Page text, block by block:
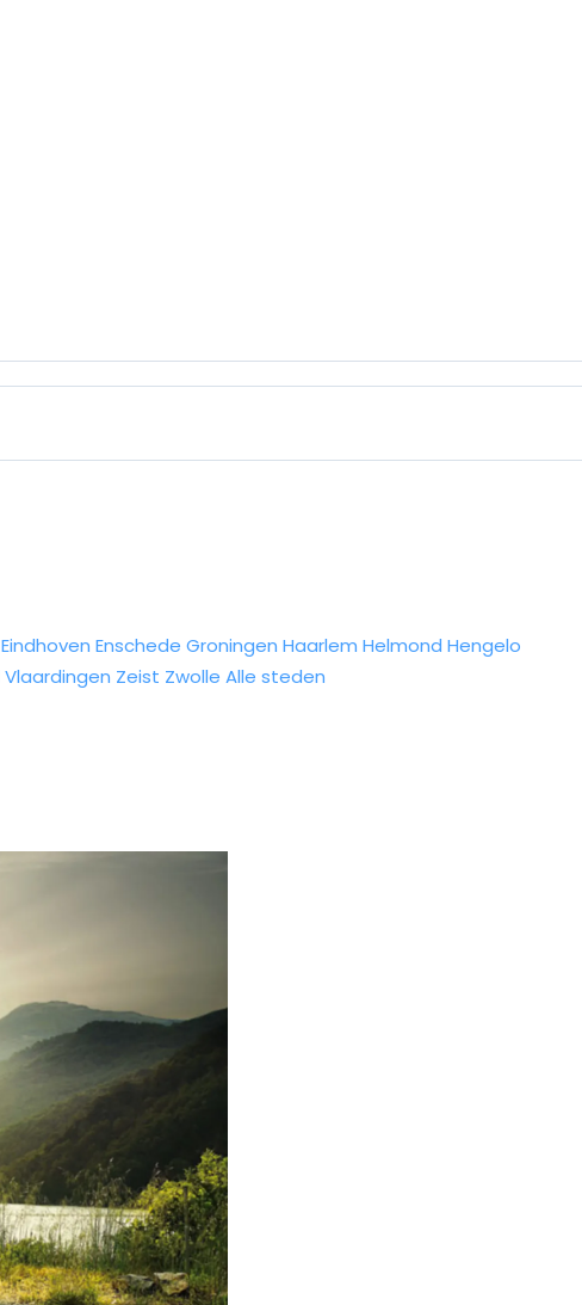
Eindhoven Enschede Groningen Haarlem Helmond Hengelo
Vlaardingen Zeist Zwolle Alle steden